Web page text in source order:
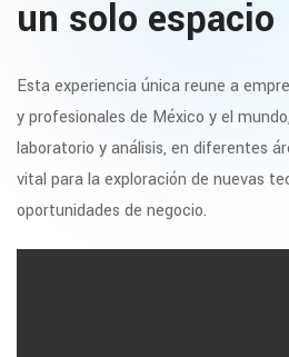
un solo espacio
Esta experiencia única reune a
y profesionales de México y el
laboratorio y análisis, en diferentes
vital para la exploración de nuevas
oportunidades de negocio.